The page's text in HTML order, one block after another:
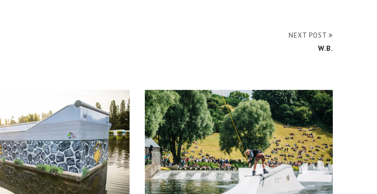
NEXT POST
W.B.